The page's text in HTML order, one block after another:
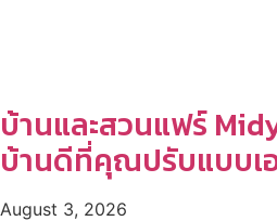
บ้านและสวนแฟร์
บ้านดีที่คุณปรับแบบเ
August 3, 2026